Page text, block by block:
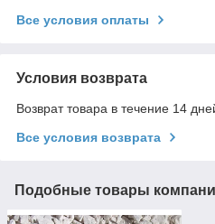
Все условия оплаты
Условия возврата
Возврат товара в течение 14
Все условия возврата
Подобные товары